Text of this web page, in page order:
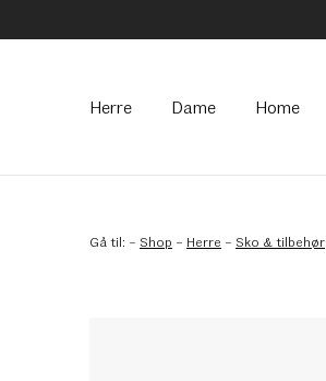
Hovedmeny
Herre Dame Home
Gå til: – Shop – Herre – Sko & tilbehør